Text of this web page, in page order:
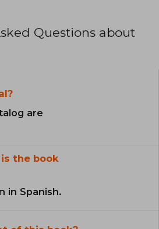
Questions about
are
the book
in Spanish.